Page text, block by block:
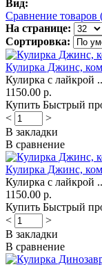
Вид:
Сравнение товаров
На странице:
Сортировка:
Кулирка Джинс,
Кулирка с лайкрой ..
1150.00 р.
Купить Быстрый
<
>
В закладки
В сравнение
Кулирка Джинс,
Кулирка с лайкрой ..
1150.00 р.
Купить Быстрый
<
>
В закладки
В сравнение